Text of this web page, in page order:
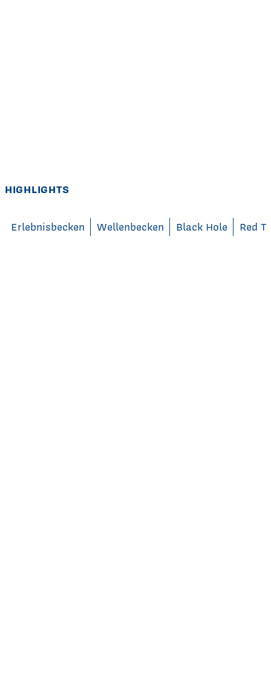
HIGHLIGHTS
Erlebnisbecken Wellenbecken Black Hole Red